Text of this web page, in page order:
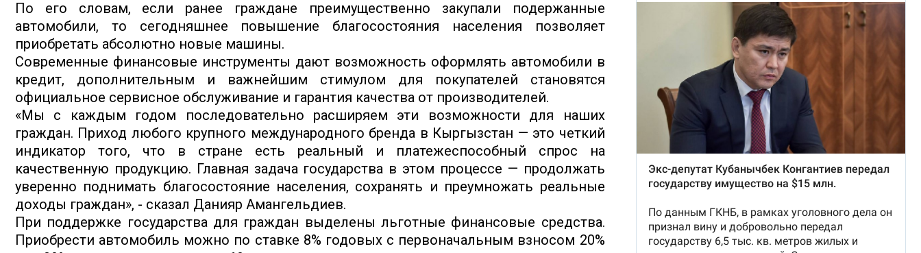
По его словам, если ранее граждане преимущественно закупали подержанные
автомобили, то сегодняшнее повышение благосостояния населения позволяет
приобретать абсолютно новые машины.
Современные финансовые инструменты дают возможность оформлять автомобили в
кредит, дополнительным и важнейшим стимулом для покупателей становятся
официальное сервисное обслуживание и гарантия качества от производителей.
«Мы с каждым годом последовательно расширяем эти возможности для наших
граждан. Приход любого крупного международного бренда в Кыргызстан — это четкий
индикатор того, что в стране есть реальный и платежеспособный спрос на
качественную продукцию. Главная задача государства в этом процессе — продолжать
уверенно поднимать благосостояние населения, сохранять и преумножать реальные
доходы граждан», - сказал Данияр Амангельдиев.
При поддержке государства для граждан выделены льготные финансовые средства.
Приобрести автомобиль можно по ставке 8% годовых с первоначальным взносом 20%